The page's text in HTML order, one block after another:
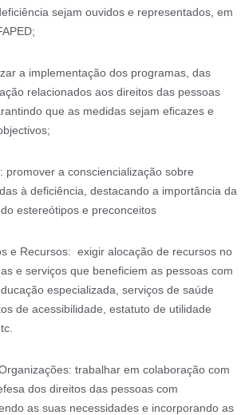
sejam ouvidos e representados, em
a implementação dos programas, das
relacionados aos direitos das pessoas
que as medidas sejam eficazes e
promover a consciencialização sobre
à deficiência, destacando a importância da
estereótipos e preconceitos
e Recursos: exigir alocação de recursos no
e serviços que beneficiem as pessoas com
especializada, serviços de saúde
de acessibilidade, estatuto de utilidade
trabalhar em colaboração com
dos direitos das pessoas com
as suas necessidades e incorporando as